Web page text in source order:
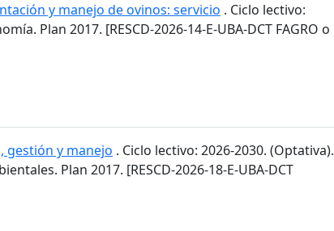
y manejo de ovinos: servicio . Ciclo lectivo:
Plan 2017. [RESCD-2026-14-E-UBA-DCT FAGRO o
gestión y manejo . Ciclo lectivo: 2026-2030. (Optativa).
Plan 2017. [RESCD-2026-18-E-UBA-DCT